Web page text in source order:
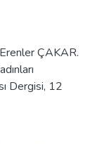
ÇAKAR.
Dergisi, 12